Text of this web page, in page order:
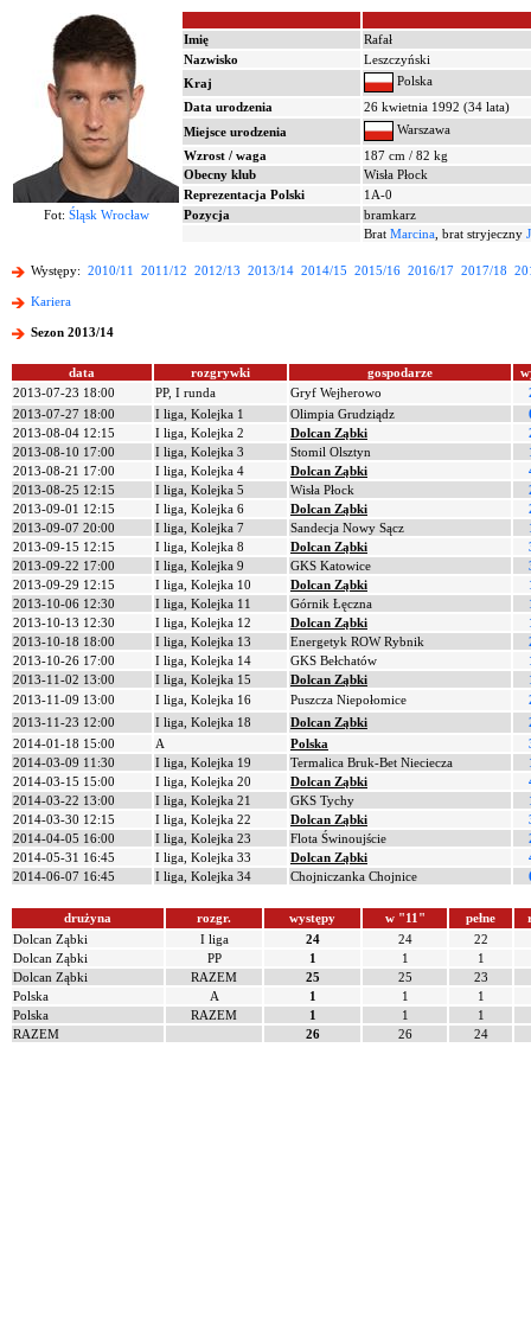
Imię
Rafał
Nazwisko
Leszczyński
Kraj
Polska
Data urodzenia
26 kwietnia 1992 (34 lata)
Miejsce urodzenia
Warszawa
Wzrost / waga
187 cm / 82 kg
Obecny klub
Wisła Płock
Reprezentacja Polski
1A-0
Fot: Śląsk Wrocław Pozycja
bramkarz
Brat Marcina , brat stryjeczny
Występy: 2010/11 2011/12 2012/13 2013/14 2014/15 2015/16 2016/17 2017/18
Kariera
Sezon 2013/14
data rozgrywki gospodarze
2013-07-23 18:00
PP, I runda Gryf Wejherowo
2013-07-27 18:00
I liga, Kolejka 1 Olimpia Grudziądz
2013-08-04 12:15
I liga, Kolejka 2 Dolcan Ząbki
2013-08-10 17:00
I liga, Kolejka 3 Stomil Olsztyn
2013-08-21 17:00
I liga, Kolejka 4 Dolcan Ząbki
2013-08-25 12:15
I liga, Kolejka 5 Wisła Płock
2013-09-01 12:15
I liga, Kolejka 6 Dolcan Ząbki
2013-09-07 20:00
I liga, Kolejka 7 Sandecja Nowy Sącz
2013-09-15 12:15
I liga, Kolejka 8 Dolcan Ząbki
2013-09-22 17:00
I liga, Kolejka 9 GKS Katowice
2013-09-29 12:15
I liga, Kolejka 10 Dolcan Ząbki
2013-10-06 12:30
I liga, Kolejka 11 Górnik Łęczna
2013-10-13 12:30
I liga, Kolejka 12 Dolcan Ząbki
2013-10-18 18:00
I liga, Kolejka 13 Energetyk ROW Rybnik
2013-10-26 17:00
I liga, Kolejka 14 GKS Bełchatów
2013-11-02 13:00
I liga, Kolejka 15 Dolcan Ząbki
2013-11-09 13:00
I liga, Kolejka 16 Puszcza Niepołomice
2013-11-23 12:00
I liga, Kolejka 18 Dolcan Ząbki
2014-01-18 15:00
A Polska
2014-03-09 11:30
I liga, Kolejka 19 Termalica Bruk-Bet Nieciecza
2014-03-15 15:00
I liga, Kolejka 20 Dolcan Ząbki
2014-03-22 13:00
I liga, Kolejka 21 GKS Tychy
2014-03-30 12:15
I liga, Kolejka 22 Dolcan Ząbki
2014-04-05 16:00
I liga, Kolejka 23 Flota Świnoujście
2014-05-31 16:45
I liga, Kolejka 33 Dolcan Ząbki
2014-06-07 16:45
I liga, Kolejka 34 Chojniczanka Chojnice
drużyna rozgr. występy w "11" pełne
Dolcan Ząbki
I liga 24 24
22
Dolcan Ząbki
PP 1 1
1
Dolcan Ząbki
RAZEM 25 25
23
Polska
A 1 1
1
Polska
RAZEM 1 1
1
RAZEM
26 26 24